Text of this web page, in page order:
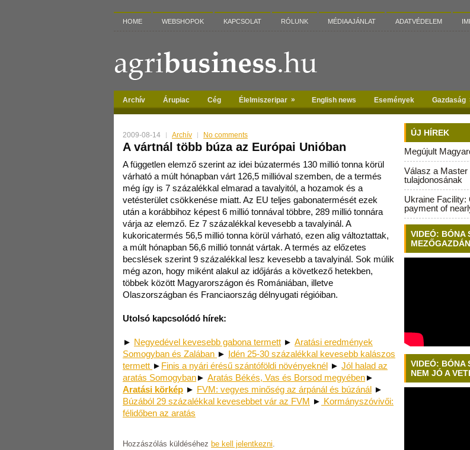
HOME WEBSHOPOK KAPCSOLAT RÓLUNK MÉDIAAJÁNLAT ADATVÉDELEM
Archív Árupiac Cég Élelmiszeripar » English news Események Gazdaság
2009-08-14 Archív No comments
A vártnál több búza az Európai Unióban
A független elemző szerint az idei búzatermés 130 millió tonna körül
várható a múlt hónapban várt 126,5 millióval szemben, de a termés
még így is 7 százalékkal elmarad a tavalyitól, a hozamok és a
vetésterület csökkenése miatt. Az EU teljes gabonatermését ezek
után a korábbihoz képest 6 millió tonnával többre, 289 millió tonnára
várja az elemző. Ez 7 százalékkal kevesebb a tavalyinál. A
kukoricatermés 56,5 millió tonna körül várható, ezen alig változtattak,
a múlt hónapban 56,6 millió tonnát vártak. A termés az előzetes
becslések szerint 9 százalékkal lesz kevesebb a tavalyinál. Sok múlik
még azon, hogy miként alakul az időjárás a következő hetekben,
többek között Magyarországon és Romániában, illetve
Olaszországban és Franciaország délnyugati régióiban.
Utolsó kapcsolódó hírek:
► Negyedével kevesebb gabona termett ► Aratási eredmények
Somogyban és Zalában ► Idén 25-30 százalékkal kevesebb kalászos
termett ► Finis a nyári érésű szántóföldi növényeknél ► Jól halad az
aratás Somogyban► Aratás Békés, Vas és Borsod megyében►
Aratási körkép ► FVM: vegyes minőség az árpánál és búzánál ►
Búzából 29 százalékkal kevesebbet vár az FVM ► Kormányszóvivői:
félidőben az aratás
Hozzászólás küldéséhez be kell jelentkezni.
ÚJ HÍREK
Megújult
Válasz a
tulajdonosának
Ukraine Facility:
payment of
VIDEÓ: BÓNA
VIDEÓ: BÓNA
NEM JÓ A